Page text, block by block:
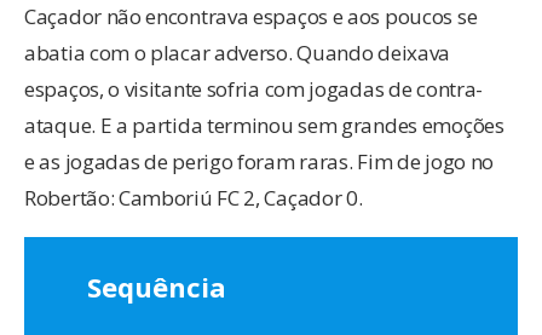
Caçador não encontrava espaços e aos poucos se
abatia com o placar adverso. Quando deixava
espaços, o visitante sofria com jogadas de contra-
ataque. E a partida terminou sem grandes emoções
e as jogadas de perigo foram raras. Fim de jogo no
Robertão: Camboriú FC 2, Caçador 0.
Sequência